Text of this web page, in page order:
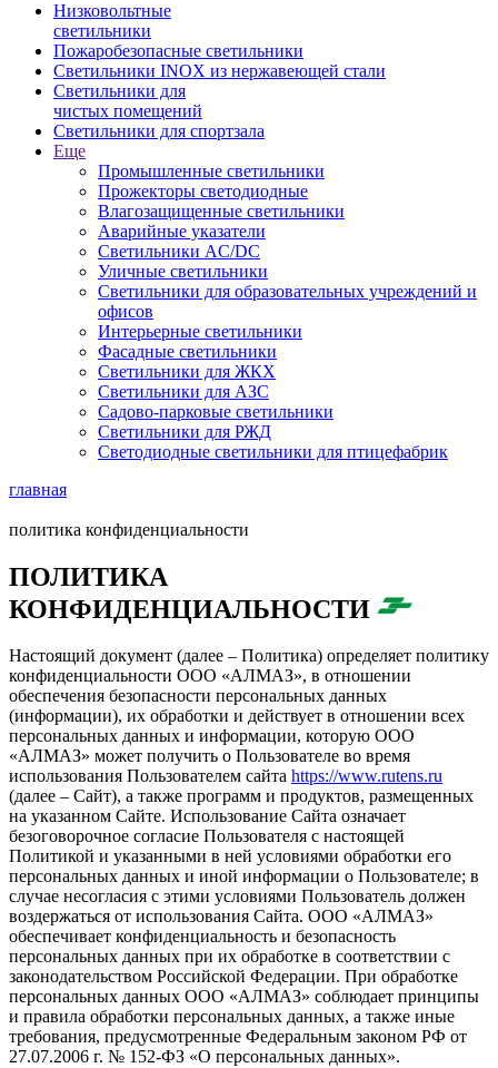
Низковольтные
светильники
Пожаробезопасные светильники
Светильники INOX из нержавеющей стали
Светильники для
чистых помещений
Светильники для спортзала
Еще
Промышленные светильники
Прожекторы светодиодные
Влагозащищенные светильники
Аварийные указатели
Светильники AC/DC
Уличные светильники
Светильники для образовательных учреждений и
офисов
Интерьерные светильники
Фасадные светильники
Светильники для ЖКХ
Светильники для АЗС
Садово-парковые светильники
Светильники для РЖД
Светодиодные светильники для птицефабрик
главная
политика конфиденциальности
ПОЛИТИКА
КОНФИДЕНЦИАЛЬНОСТИ
Настоящий документ (далее – Политика) определяет политику
конфиденциальности ООО «АЛМАЗ», в отношении
обеспечения безопасности персональных данных
(информации), их обработки и действует в отношении всех
персональных данных и информации, которую ООО
«АЛМАЗ» может получить о Пользователе во время
использования Пользователем сайта https://www.rutens.ru
(далее – Сайт), а также программ и продуктов, размещенных
на указанном Сайте. Использование Сайта означает
безоговорочное согласие Пользователя с настоящей
Политикой и указанными в ней условиями обработки его
персональных данных и иной информации о Пользователе; в
случае несогласия с этими условиями Пользователь должен
воздержаться от использования Сайта. ООО «АЛМАЗ»
обеспечивает конфиденциальность и безопасность
персональных данных при их обработке в соответствии с
законодательством Российской Федерации. При обработке
персональных данных ООО «АЛМАЗ» соблюдает принципы
и правила обработки персональных данных, а также иные
требования, предусмотренные Федеральным законом РФ от
27.07.2006 г. № 152-ФЗ «О персональных данных».